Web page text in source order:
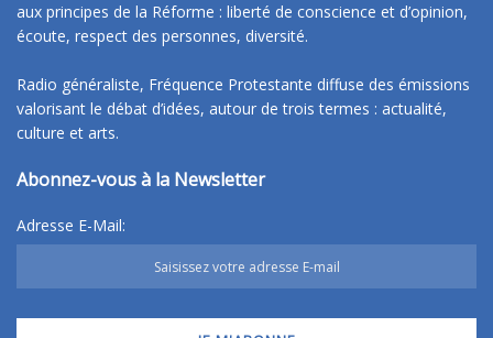
aux principes de la Réforme : liberté de conscience et d’opinion,
écoute, respect des personnes, diversité.
Radio généraliste, Fréquence Protestante diffuse des émissions
valorisant le débat d’idées, autour de trois termes : actualité,
culture et arts.
Abonnez-vous à la Newsletter
Adresse E-Mail: